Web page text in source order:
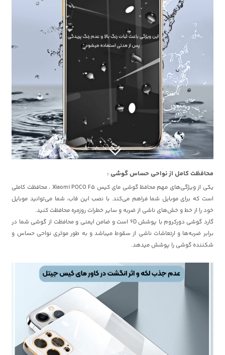
محافظت کامل از نواحی حساس گوشی :
یکی از ویژگی‌های مهم محافظ گوشی مای کیس Xiaomi POCO F5 ، محافظت کاملی
است که برای موبایل شما فراهم می‌کند. با نصب این قاب، شما می‌توانید موبایل
خود را از خط و خش‌های ناشی از ضربه و سایر خطرات روزمره محافظت کنید.
گارد گوشی دورکروم با پوشش 6D است و ضامن ایمنی و محافظت از گوشی شما در
برابر ضربه‌ها و ارتعاشات ناشی از سقوط میباشد و به طور موثری نواحی حساس و
شکننده گوشی را پوشش میدهد.